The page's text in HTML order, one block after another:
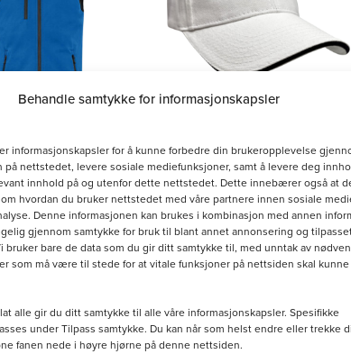
Behandle samtykke for informasjonskapsler
informasjonskapsler for å kunne forbedre din brukeropplevelse
på nettstedet, levere sosiale mediefunksjoner, samt å levere deg
innhold på og utenfor dette nettstedet. Dette innebærer også at
hvordan du bruker nettstedet med våre partnere innen sosiale
Denne informasjonen kan brukes i kombinasjon med annen
gjennom samtykke for bruk til blant annet annonsering og
bruker bare de data som du gir ditt samtykke til, med unntak av
som må være til stede for at vitale funksjoner på nettsiden skal kunne
alle gir du ditt samtykke til alle våre informasjonskapsler. Spesifikke
under Tilpass samtykke. Du kan når som helst endre eller trekke
fanen nede i høyre hjørne på denne nettsiden.
alternativ
Hvit
kr160.00
Legg i handlekurv